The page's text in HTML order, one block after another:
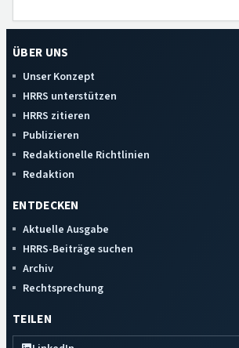
ÜBER UNS
Unser Konzept
HRRS unterstützen
HRRS zitieren
Publizieren
Redaktionelle Richtlinien
Redaktion
ENTDECKEN
Aktuelle Ausgabe
HRRS-Beiträge suchen
Archiv
Rechtsprechung
TEILEN